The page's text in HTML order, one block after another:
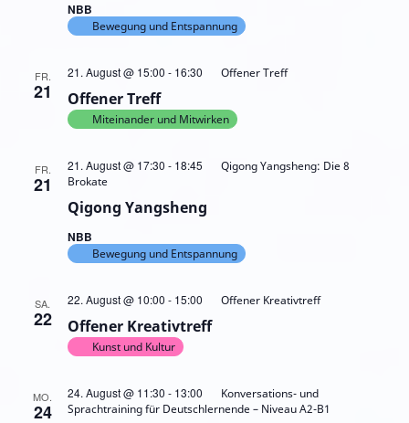
NBB
Bewegung und Entspannung
FR.
21 Offener Treff
21. August @ 15:00 - 16:30 Offener Treff
Miteinander und Mitwirken
FR.
21
Qigong Yangsheng
21. August @ 17:30 - 18:45
Qigong Yangsheng: Die 8
Brokate
NBB
Bewegung und Entspannung
SA.
22 Offener Kreativtreff
22. August @ 10:00 - 15:00 Offener Kreativtreff
Kunst und Kultur
MO.
24
24. August @ 11:30 - 13:00
Konversations- und
Sprachtraining für Deutschlernende – Niveau A2-B1